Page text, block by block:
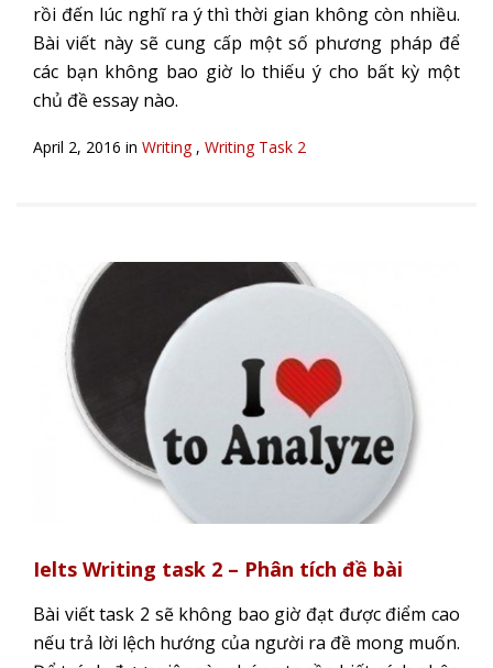
rồi đến lúc nghĩ ra ý thì thời gian không còn nhiều.
Bài viết này sẽ cung cấp một số phương pháp để
các bạn không bao giờ lo thiếu ý cho bất kỳ một
chủ đề essay nào.
April 2, 2016 in Writing, Writing Task 2
Ielts Writing task 2 – Phân tích đề bài
Bài viết task 2 sẽ không bao giờ đạt được điểm cao
nếu trả lời lệch hướng của người ra đề mong muốn.